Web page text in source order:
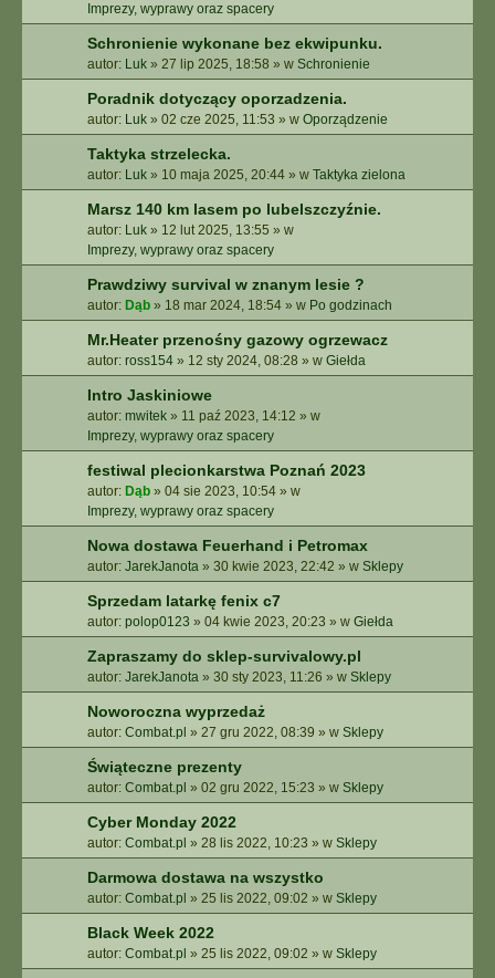
Z
W
Imprezy, wyprawy oraz spacery
Schronienie wykonane bez ekwipunku.
autor: Luk » 27 lip 2025, 18:58 » w Schronienie
Poradnik dotyczący oporzadzenia.
autor: Luk » 02 cze 2025, 11:53 » w Oporządzenie
Taktyka strzelecka.
autor: Luk » 10 maja 2025, 20:44 » w Taktyka zielona
Marsz 140 km lasem po lubelszczyźnie.
autor: Luk » 12 lut 2025, 13:55 » w
Imprezy, wyprawy oraz spacery
Prawdziwy survival w znanym lesie ?
autor: Dąb » 18 mar 2024, 18:54 » w Po godzinach
Mr.Heater przenośny gazowy ogrzewacz
autor: ross154 » 12 sty 2024, 08:28 » w Giełda
Intro Jaskiniowe
autor: mwitek » 11 paź 2023, 14:12 » w
Imprezy, wyprawy oraz spacery
festiwal plecionkarstwa Poznań 2023
autor: Dąb » 04 sie 2023, 10:54 » w
Imprezy, wyprawy oraz spacery
Nowa dostawa Feuerhand i Petromax
autor: JarekJanota » 30 kwie 2023, 22:42 » w Sklepy
Sprzedam latarkę fenix c7
autor: polop0123 » 04 kwie 2023, 20:23 » w Giełda
Zapraszamy do sklep-survivalowy.pl
autor: JarekJanota » 30 sty 2023, 11:26 » w Sklepy
Noworoczna wyprzedaż
autor: Combat.pl » 27 gru 2022, 08:39 » w Sklepy
Świąteczne prezenty
autor: Combat.pl » 02 gru 2022, 15:23 » w Sklepy
Cyber Monday 2022
autor: Combat.pl » 28 lis 2022, 10:23 » w Sklepy
Darmowa dostawa na wszystko
autor: Combat.pl » 25 lis 2022, 09:02 » w Sklepy
Black Week 2022
autor: Combat.pl » 25 lis 2022, 09:02 » w Sklepy